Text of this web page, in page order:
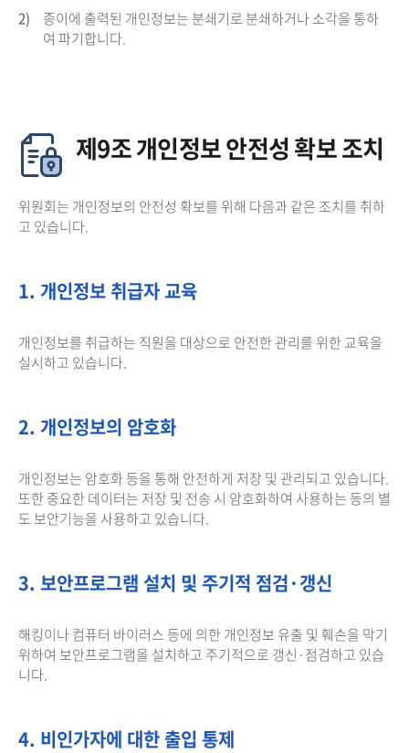
2)
종이에 출력된 개인정보는 분쇄기로 분쇄하거나 소각을 통하
여 파기합니다.
제9조 개인정보 안전성 확보 조치
위원회는 개인정보의 안전성 확보를 위해 다음과 같은 조치를 취하
고 있습니다.
1. 개인정보 취급자 교육
개인정보를 취급하는 직원을 대상으로 안전한 관리를 위한 교육을
실시하고 있습니다.
2. 개인정보의 암호화
개인정보는 암호화 등을 통해 안전하게 저장 및 관리되고 있습니다.
또한 중요한 데이터는 저장 및 전송 시 암호화하여 사용하는 등의 별
도 보안기능을 사용하고 있습니다.
3. 보안프로그램 설치 및 주기적 점검·갱신
해킹이나 컴퓨터 바이러스 등에 의한 개인정보 유출 및 훼손을 막기
위하여 보안프로그램을 설치하고 주기적으로 갱신·점검하고 있습
니다.
4. 비인가자에 대한 출입 통제